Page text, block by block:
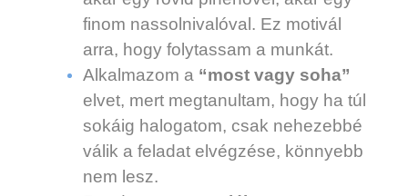
finom nassolnivalóval. Ez motivál
arra, hogy folytassam a munkát.
Alkalmazom a “most vagy soha”
elvet, mert megtanultam, hogy ha túl
sokáig halogatom, csak nehezebbé
válik a feladat elvégzése, könnyebb
nem lesz.